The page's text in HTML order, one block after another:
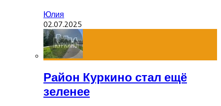
Юлия
02.07.2025
Район Куркино стал ещё
зеленее